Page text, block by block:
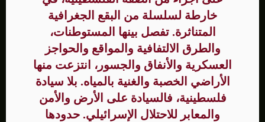
خارطة لسلسلة من البقع الجغرافية
المتناثرة. تفصل بينها المستوطنات،
والطرق الالتفافية والمواقع والحواجز
العسكرية والأنفاق والجسور، انتزعت منها
الأراضي الخصبة والغنية بالمياه. بلا سيادة
فلسطينية، فالسيادة على الأرض والأمن
والمعابر للاحتلال الإسرائيلي. حدودها